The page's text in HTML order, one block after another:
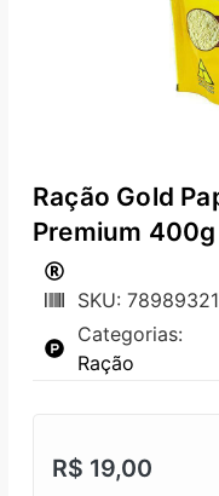
Ração Gold
Premium 400g
SKU:
Categorias:
Ração
R$ 19,00